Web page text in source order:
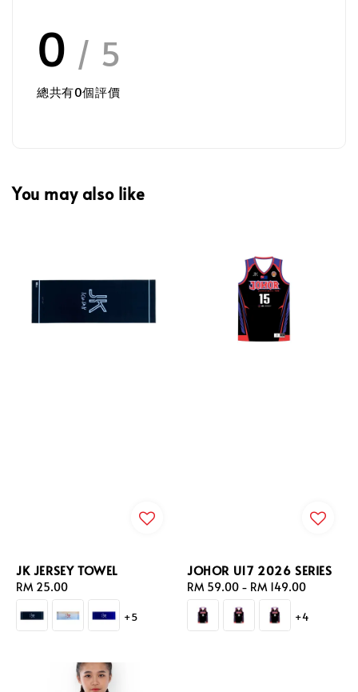
0 / 5
總共有0個評價
You may also like
JK JERSEY TOWEL
Regular
price
RM 25.00
+5
JOHOR U17 2026 SERIES
Regular
price
RM 59.00 - RM 149.00
+4